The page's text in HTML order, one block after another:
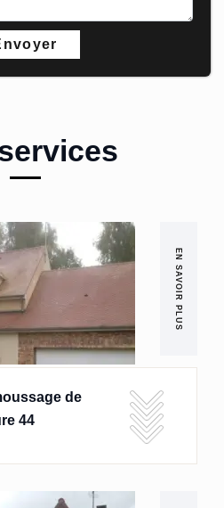
EN SAVOIR PLUS
de
44